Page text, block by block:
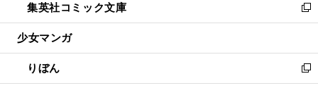
く
で
開
ド
ウ
開
く
ィ
ン
ウ
で
開
い
ウ
ン
ド
ウ
集英社コミック文庫
新
し
ウ
ィ
ン
少女マンガ
りぼん
新